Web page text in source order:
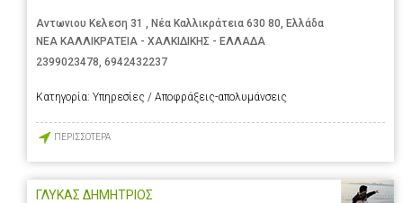
Αντωνιου Κελεση 31 , Νέα Καλλικράτεια 630 80, Ελλάδα
ΝΕΑ ΚΑΛΛΙΚΡΑΤΕΙΑ - ΧΑΛΚΙΔΙΚΗΣ - ΕΛΛΑΔΑ
2399023478, 6942432237
Κατηγορία: Υπηρεσίες / Αποφράξεις-απολυμάνσεις
ΠΕΡΙΣΣΟΤΕΡΑ
ΓΛΥΚΑΣ ΔΗΜΗΤΡΙΟΣ